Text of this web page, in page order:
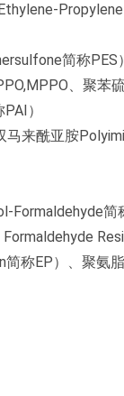
简称
、聚
）
来酰亚胺
Formaldehyde
称EP）、聚氨